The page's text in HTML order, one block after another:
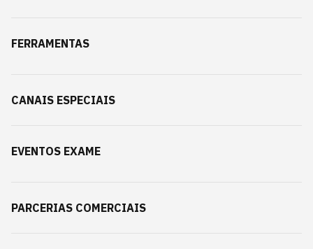
FERRAMENTAS
CANAIS ESPECIAIS
EVENTOS EXAME
PARCERIAS COMERCIAIS